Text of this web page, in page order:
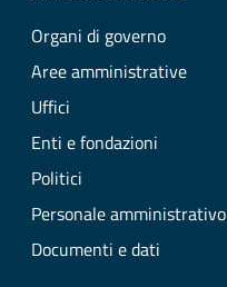
Organi di governo
Aree amministrative
Uffici
Enti e fondazioni
Politici
Personale amministrativo
Documenti e dati